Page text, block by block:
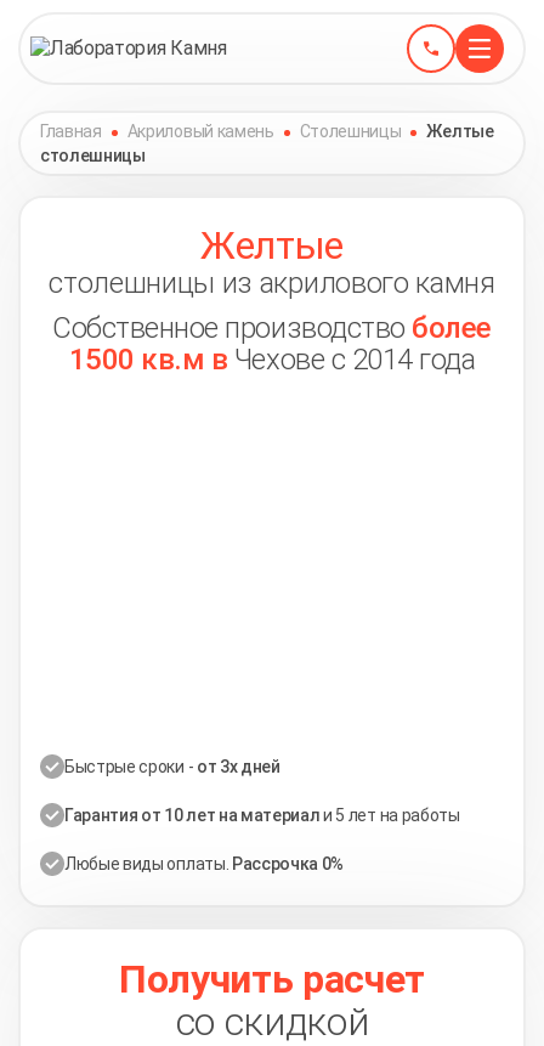
Главная Акриловый камень Столешницы
Желтые
столешницы
Желтые
столешницы из акрилового камня
Собственное производство более
1500 кв.м в Чехове с 2014 года
Быстрые сроки - от 3х дней
Гарантия от 10 лет на материали 5 лет на работы
Любые виды оплаты. Рассрочка 0%
Получить расчет
со скидкой